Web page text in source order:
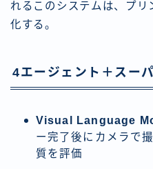
れるこのシステムは、プ
化する。
4エージェント＋スー
Visual Language
ー完了後にカメラで
質を評価